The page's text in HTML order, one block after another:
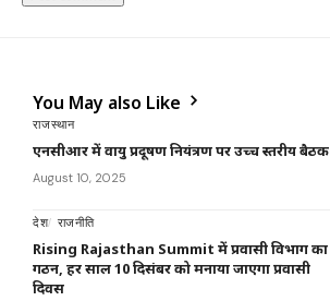
You May also Like
राजस्थान
एनसीआर में वायु प्रदूषण नियंत्रण पर उच्च स्तरीय बैठक
August 10, 2025
देश राजनीति
Rising Rajasthan Summit में प्रवासी विभाग का
गठन, हर साल 10 दिसंबर को मनाया जाएगा प्रवासी
दिवस